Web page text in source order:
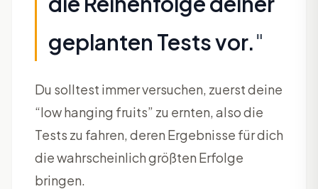
geplanten Tests vor."
Du solltest immer versuchen, zuerst deine
“low hanging fruits” zu ernten, also die
Tests zu fahren, deren Ergebnisse für dich
die wahrscheinlich größten Erfolge
bringen.